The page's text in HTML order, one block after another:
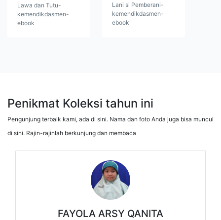
Lawa dan Tutu-
kemendikdasmen-
ebook
Lani si Pemberani-
kemendikdasmen-
ebook
Penikmat Koleksi tahun ini
Pengunjung terbaik kami, ada di sini. Nama dan foto Anda juga bisa muncul
di sini. Rajin-rajinlah berkunjung dan membaca
FAYOLA ARSY QANITA